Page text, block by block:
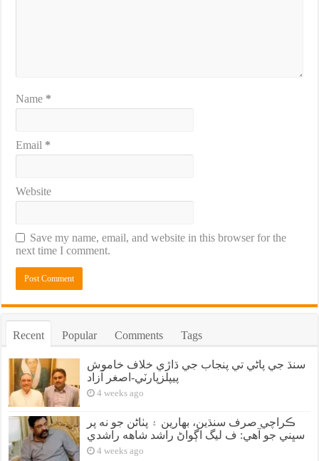
Name *
Email *
Website
Save my name, email, and website in this browser for the
next time I comment.
Recent Popular Comments Tags
سنڌ جي پاڻي تي پنجاب جي ڌاڙي خلاف خاموش
پيپلزپارٽي-اصغر آزاد
4 weeks ago
ڪراچي صرف سنڌين، بهارين ۽ پٺاڻن جو نه پر
سڀني جو آهي: ف ليگ اڳواڻ راشد شاهه راشدي
4 weeks ago